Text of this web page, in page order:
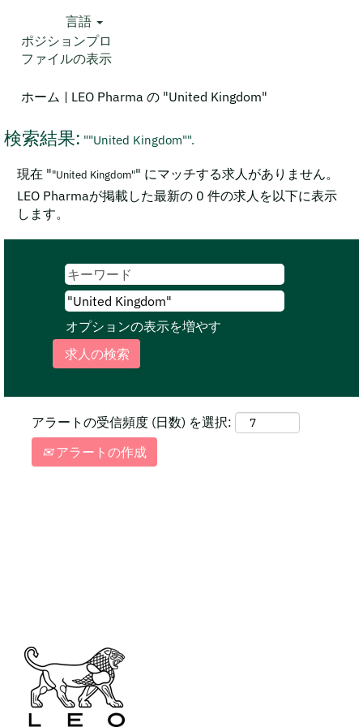
言語
ポジションプロ
ファイルの表示
ホーム | LEO Pharma の "United Kingdom"
ー
ジ)
検索結果: ""United Kingdom"".
現在 ""United Kingdom"" にマッチする求人がありません。
LEO Pharmaが掲載した最新の 0 件の求人を以下に表示
します。
オプションの表示を増やす
アラートの受信頻度 (日数) を選択:
アラートの作成